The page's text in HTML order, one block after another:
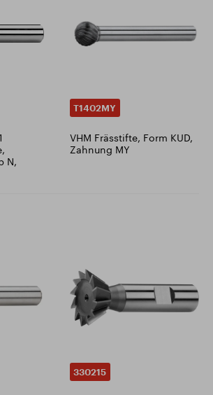
N,
T1402MY
VHM Frässtifte, Form KUD,
Zahnung MY
330215